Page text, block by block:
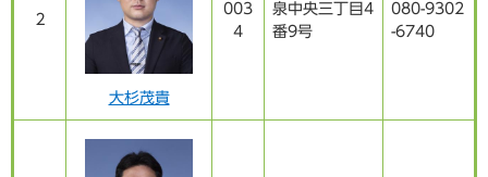
２
大杉茂貴
003
4
泉中央三丁目4
番9号
080-9302
-6740